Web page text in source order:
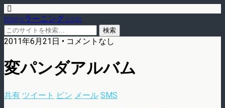
blog.eラーニング.co.jp
2011年6月21日 • コメントなし
変パンダアルバム
共有 ツイート ピン メール SMS